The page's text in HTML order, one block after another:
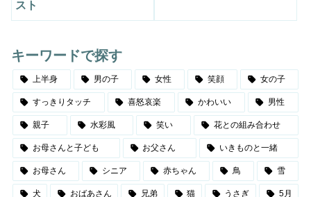
スト
キーワードで探す
上半身 男の子 女性 笑顔 女の子
すっきりタッチ 喜怒哀楽 かわいい 男性
親子 水彩風 笑い 花との組み合わせ
お母さんと子ども お父さん いきものと一緒
お母さん シニア 赤ちゃん 鳥 雪
犬 おばあさん 兄弟 猫 うさぎ 5月